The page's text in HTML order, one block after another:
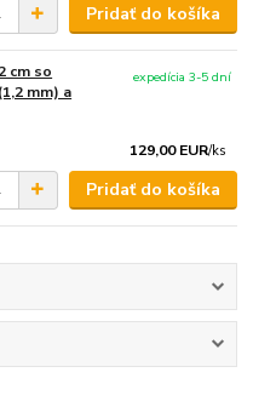
Pridať do košíka
cm so
mm) a
129,00 EUR/ks
expedícia 3-5 dní
Pridať do košíka